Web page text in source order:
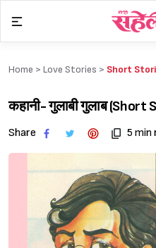
content
Home > Love Stories > Short
कहानी- गुलाबी गुलाब
Share 5 min